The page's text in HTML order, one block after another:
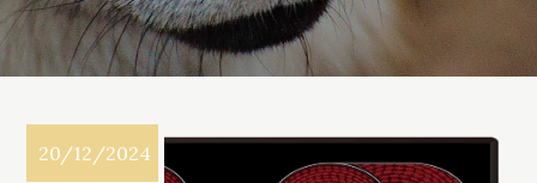
20/12/2024